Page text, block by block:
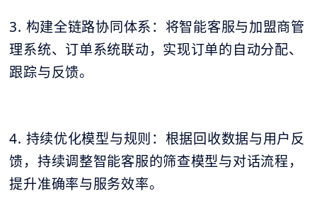
3. 构建全链路协同体系：将智能客服与加盟商管
理系统、订单系统联动，实现订单的自动分配、
跟踪与反馈。
4. 持续优化模型与规则：根据回收数据与用户反
馈，持续调整智能客服的筛查模型与对话流程，
提升准确率与服务效率。